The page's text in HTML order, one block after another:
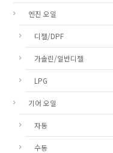
엔진 오일
디젤/DPF
가솔린/일반디젤
LPG
기어 오일
자동
수동